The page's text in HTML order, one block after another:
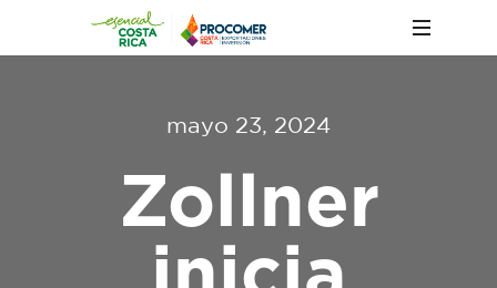
mayo 23, 2024
Zollner